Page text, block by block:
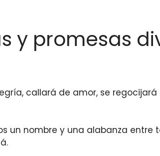
y promesas
callará de amor, se regocijará
un nombre y una alabanza entre